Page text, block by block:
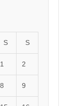
S S
1 2
8 9